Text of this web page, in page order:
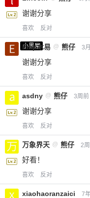
谢谢分享
喜欢 反对
小黑屋
Emp木易 @ 熊仔 3
谢谢分享
喜欢 反对
asdny @ 熊仔 3周前
谢谢分享
喜欢 反对
万象界天 @ 熊仔 2
好看！
喜欢 反对
xiaohaoranzaici 7